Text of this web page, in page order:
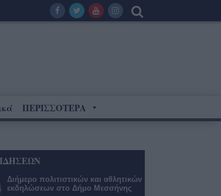
ΠΕΡΙΣΣΟΤΕΡΑ
Διήμερο πολιτιστικών και αθλητικών
εκδηλώσεων στο Δήμο Μεσσήνης